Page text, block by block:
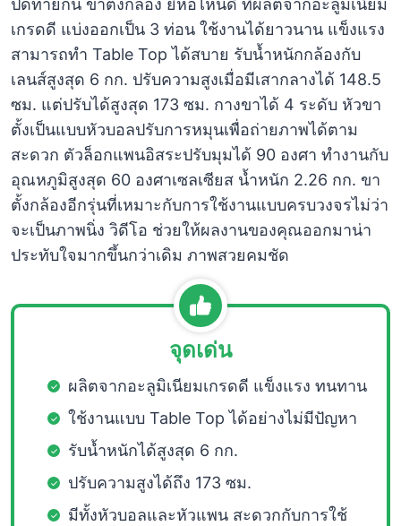
ปิดท้ายกัน ขาตั้งกล้อง ยี่ห้อไหนดี ที่ผลิตจากอะลูมิเนียม
เกรดดี แบ่งออกเป็น 3 ท่อน ใช้งานได้ยาวนาน แข็งแรง
สามารถทำ Table Top ได้สบาย รับน้ำหนักกล้องกับ
เลนส์สูงสุด 6 กก. ปรับความสูงเมื่อมีเสากลางได้ 148.5
ซม. แต่ปรับได้สูงสุด 173 ซม. กางขาได้ 4 ระดับ หัวขา
ตั้งเป็นแบบหัวบอลปรับการหมุนเพื่อถ่ายภาพได้ตาม
สะดวก ตัวล็อกแพนอิสระปรับมุมได้ 90 องศา ทำงานกับ
อุณหภูมิสูงสุด 60 องศาเซลเซียส น้ำหนัก 2.26 กก. ขา
ตั้งกล้องอีกรุ่นที่เหมาะกับการใช้งานแบบครบวงจรไม่ว่า
จะเป็นภาพนิ่ง วิดีโอ ช่วยให้ผลงานของคุณออกมาน่า
ประทับใจมากขึ้นกว่าเดิม ภาพสวยคมชัด
จุดเด่น
ผลิตจากอะลูมิเนียมเกรดดี แข็งแรง ทนทาน
ใช้งานแบบ Table Top ได้อย่างไม่มีปัญหา
รับน้ำหนักได้สูงสุด 6 กก.
ปรับความสูงได้ถึง 173 ซม.
มีทั้งหัวบอลและหัวแพน สะดวกกับการใช้